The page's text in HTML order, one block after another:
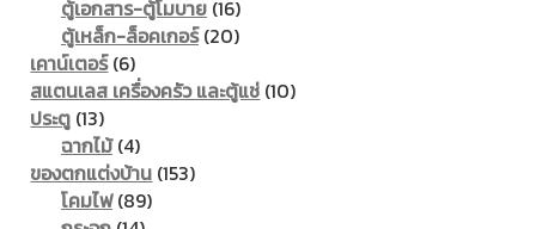
products
ตู้เอกสาร-ตู้โมบาย 1616
products
ตู้เหล็ก-ล็อคเกอร์ 2020
เคาน์เตอร์ 66
products
สแตนเลส เครื่องครัว และตู้แช่ 1010
ประตู 1313
products
ฉากไม้ 44
products
ของตกแต่งบ้าน 153153
โคมไฟ 8989